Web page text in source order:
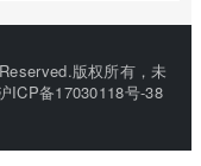
版权所有，未
ICP备17030118号-38